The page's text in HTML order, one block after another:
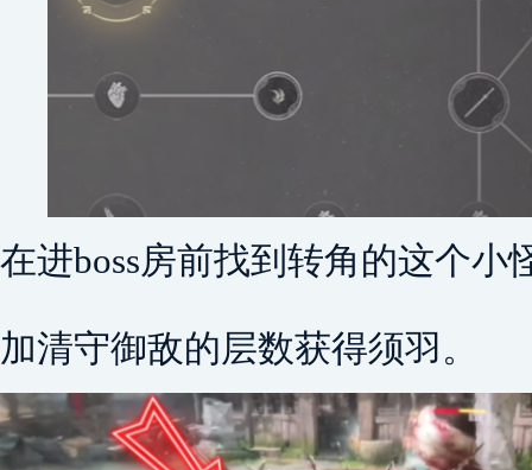
在进boss房前找到转角的这个小
加清守御敌的层数获得须羽。